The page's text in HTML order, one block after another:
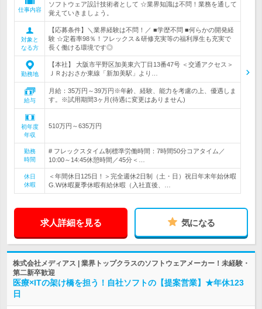
仕事内容
ソフトウェア設計技術者として ☆業界知識は不問！業務を通して
覚えていきましょう。
対象と
なる方
【応募条件】＼業界経験は不問！／ ■学歴不問 ■何らかの開発経
験 ☆定着率98％！フレックス＆研修充実等の福利厚生も充実で
長く働ける環境です◎
勤務地
【本社】 大阪市平野区加美東六丁目13番47号 ＜交通アクセス＞
ＪＲおおさか東線「新加美駅」より…
給与
月給：35万円～39万円※年齢、経験、能力を考慮の上、優遇しま
す。※試用期間3ヶ月(待遇に変更はありません)
初年度
年収
510万円～635万円
勤務
時間
# フレックスタイム制標準労働時間：7時間50分コアタイム／
10:00～14:45休憩時間／45分＜…
休日
休暇
＜年間休日125日！＞完全週休2日制（土・日）祝日年末年始休暇
G.W休暇夏季休暇有給休暇（入社直後、…
求人詳細を見る 気になる
株式会社メディアス | 業界トップクラスのソフトウェアメーカー！未経験・
第二新卒歓迎
医療×ITの架け橋を担う！自社ソフトの【提案営業】★年休123
日